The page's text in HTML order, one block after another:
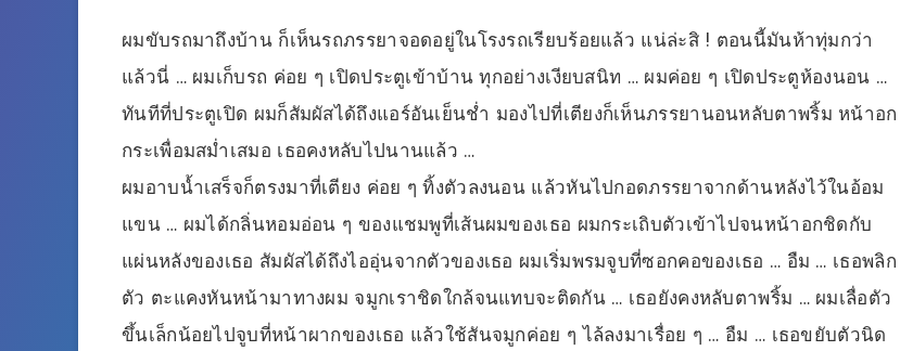
ผมขับรถมาถึงบ้าน ก็เห็นรถภรรยาจอดอยู่ในโรงรถเรียบร้อยแล้ว แน่ล่ะสิ ! ตอนนี้มันห้าทุ่มกว่า
แล้วนี่ … ผมเก็บรถ ค่อย ๆ เปิดประตูเข้าบ้าน ทุกอย่างเงียบสนิท … ผมค่อย ๆ เปิดประตูห้องนอน …
ทันทีที่ประตูเปิด ผมก็สัมผัสได้ถึงแอร์อันเย็นช่ำ มองไปที่เตียงก็เห็นภรรยานอนหลับตาพริ้ม หน้าอก
กระเพื่อมสม่ำเสมอ เธอคงหลับไปนานแล้ว …
ผมอาบน้ำเสร็จก็ตรงมาที่เตียง ค่อย ๆ ทิ้งตัวลงนอน แล้วหันไปกอดภรรยาจากด้านหลังไว้ในอ้อม
แขน … ผมได้กลิ่นหอมอ่อน ๆ ของแชมพูที่เส้นผมของเธอ ผมกระเถิบตัวเข้าไปจนหน้าอกชิดกับ
แผ่นหลังของเธอ สัมผัสได้ถึงไออุ่นจากตัวของเธอ ผมเริ่มพรมจูบที่ซอกคอของเธอ … อืม … เธอพลิก
ตัว ตะแคงหันหน้ามาทางผม จมูกเราชิดใกล้จนแทบจะติดกัน … เธอยังคงหลับตาพริ้ม … ผมเลื่อตัว
ขึ้นเล็กน้อยไปจูบที่หน้าผากของเธอ แล้วใช้สันจมูกค่อย ๆ ไล้ลงมาเรื่อย ๆ … อืม … เธอขยับตัวนิด